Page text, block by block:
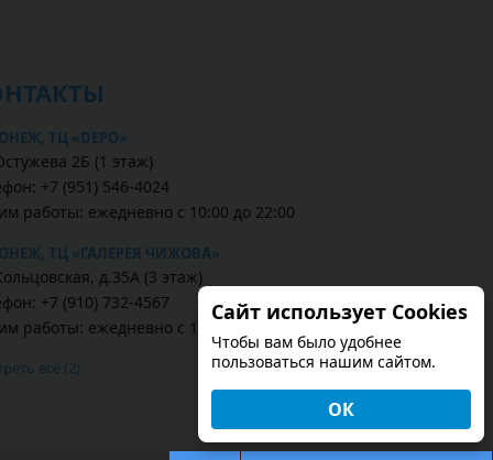
ТЦ «DEPO»
2Б (1 этаж)
+7 (951) 546-4024
работы: ежедневно с 10:00 до 22:00
ТЦ «ГАЛЕРЕЯ ЧИЖОВА»
д.35А (3 этаж)
+7 (910) 732-4567
работы: ежедневно с 10:00 до 22:00
всё (2)
Сайт использует Cookies
Чтобы вам было удобнее
пользоваться нашим сайтом.
ОК